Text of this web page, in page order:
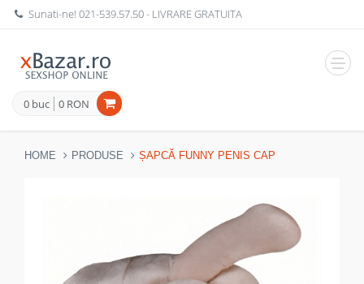
Sunati-ne!021-539.57.50- LIVRARE GRATUITA
0 buc 0 RON
HOME PRODUSE ȘAPCĂ FUNNY PENIS CAP